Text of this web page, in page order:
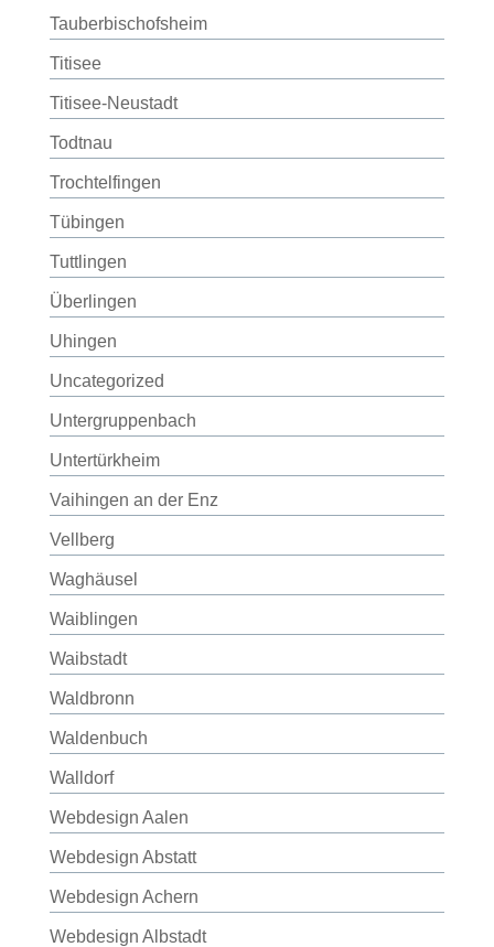
Tauberbischofsheim
Titisee
Titisee-Neustadt
Todtnau
Trochtelfingen
Tübingen
Tuttlingen
Überlingen
Uhingen
Uncategorized
Untergruppenbach
Untertürkheim
Vaihingen an der Enz
Vellberg
Waghäusel
Waiblingen
Waibstadt
Waldbronn
Waldenbuch
Walldorf
Webdesign Aalen
Webdesign Abstatt
Webdesign Achern
Webdesign Albstadt